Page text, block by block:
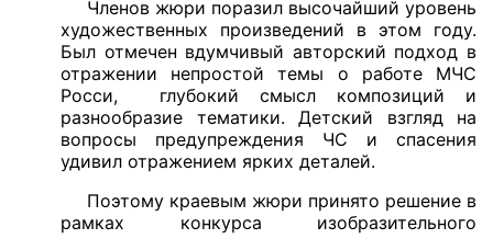
Членов жюри поразил высочайший уровень
художественных произведений в этом году.
Был отмечен вдумчивый авторский подход в
отражении непростой темы о работе МЧС
Росси, глубокий смысл композиций и
разнообразие тематики. Детский взгляд на
вопросы предупреждения ЧС и спасения
удивил отражением ярких деталей.
Поэтому краевым жюри принято решение в
рамках конкурса изобразительного